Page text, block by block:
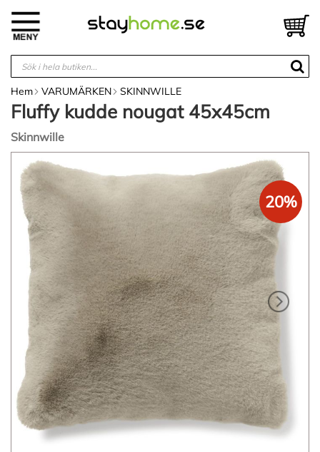
innehållet
Hem VARUMÄRKEN SKINNWILLE
Fluffy kudde nougat 45x45cm
Skinnwille
Hoppa
slutet
bildgalleriet
20%